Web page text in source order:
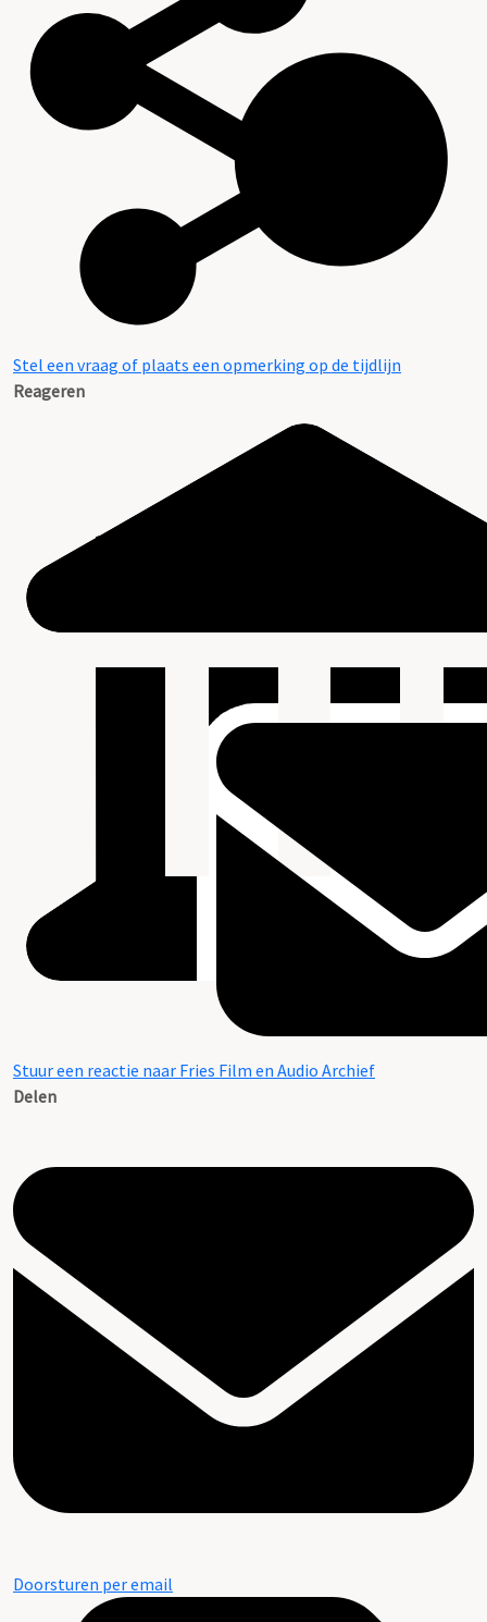
Stel een vraag of plaats een opmerking op de tijdlijn
Reageren
Stuur een reactie naar Fries Film en Audio Archief
Delen
Doorsturen per email